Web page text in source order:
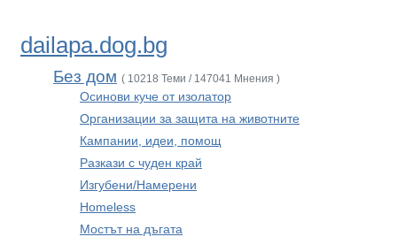
dailapa.dog.bg
Без дом ( 10218 Теми / 147041 Мнения )
Осинови куче от изолатор
Организации за защита на животните
Кампании, идеи, помощ
Разкази с чуден край
Изгубени/Намерени
Homeless
Мостът на дъгата